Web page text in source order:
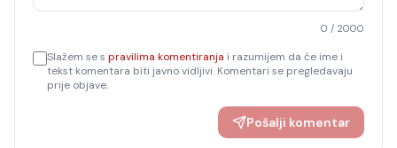
0 / 2000
Slažem se s pravilima komentiranja i razumijem da će ime i
tekst komentara biti javno vidljivi. Komentari se pregledavaju
prije objave.
Pošalji komentar